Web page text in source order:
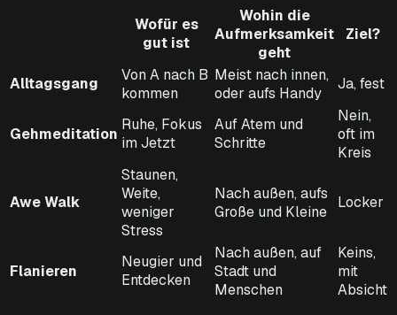
Wofür es
gut ist
Wohin die
Aufmerksamkeit
geht
Ziel?
Alltagsgang
Von A nach B
kommen
Meist nach innen,
oder aufs Handy
Ja, fest
Gehmeditation
Ruhe, Fokus
im Jetzt
Auf Atem und
Schritte
Nein,
oft im
Kreis
Awe Walk
Staunen,
Weite,
weniger
Stress
Nach außen, aufs
Große und Kleine
Locker
Flanieren
Neugier und
Entdecken
Nach außen, auf
Stadt und
Menschen
Keins,
mit
Absicht